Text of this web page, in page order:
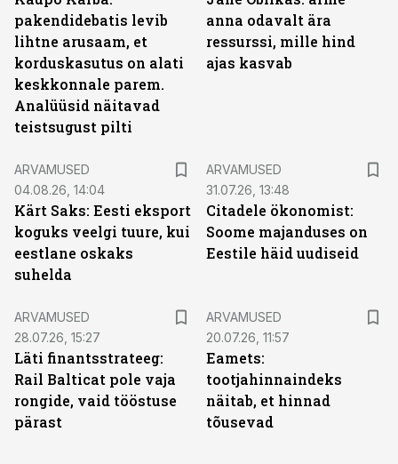
pakendidebatis levib
lihtne arusaam, et
korduskasutus on alati
keskkonnale parem.
Analüüsid näitavad
teistsugust pilti
anna odavalt ära
ressurssi, mille hind
ajas kasvab
ARVAMUSED
04.08.26, 14:04
Kärt Saks: Eesti eksport
koguks veelgi tuure, kui
eestlane oskaks
suhelda
ARVAMUSED
31.07.26, 13:48
Citadele ökonomist:
Soome majanduses on
Eestile häid uudiseid
ARVAMUSED
28.07.26, 15:27
Läti finantsstrateeg:
Rail Balticat pole vaja
rongide, vaid tööstuse
pärast
ARVAMUSED
20.07.26, 11:57
Eamets:
tootjahinnaindeks
näitab, et hinnad
tõusevad